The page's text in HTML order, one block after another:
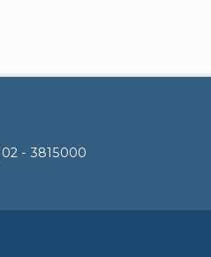
02 - 3815000